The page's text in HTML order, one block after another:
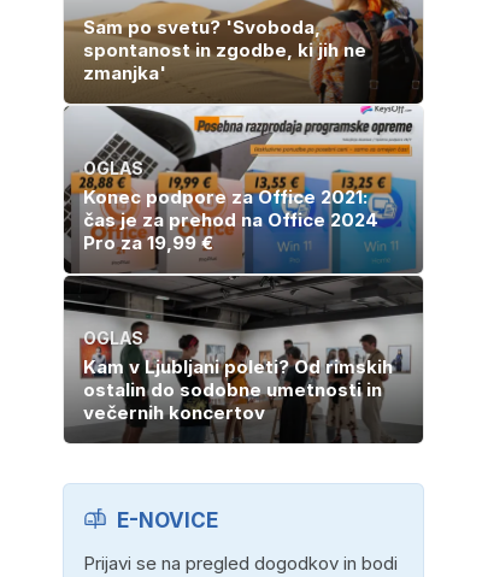
Sam po svetu? 'Svoboda,
spontanost in zgodbe, ki jih ne
zmanjka'
OGLAS
Konec podpore za Office 2021:
čas je za prehod na Office 2024
Pro za 19,99 €
OGLAS
Kam v Ljubljani poleti? Od rimskih
ostalin do sodobne umetnosti in
večernih koncertov
E-NOVICE
Prijavi se na pregled dogodkov in bodi